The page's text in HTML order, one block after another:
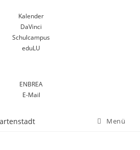
Kalender
DaVinci
Schulcampus
eduLU
ENBREA
E-Mail
Menü